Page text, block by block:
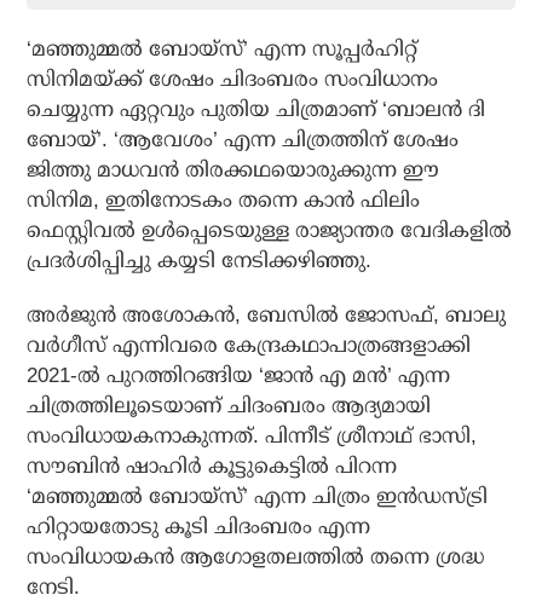
‘മഞ്ഞുമ്മൽ ബോയ്‌സ്’ എന്ന സൂപ്പർഹിറ്റ്
സിനിമയ്ക്ക് ശേഷം ചിദംബരം സംവിധാനം
ചെയ്യുന്ന ഏറ്റവും പുതിയ ചിത്രമാണ് ‘ബാലൻ ദി
ബോയ്’. ‘ആവേശം’ എന്ന ചിത്രത്തിന് ശേഷം
ജിത്തു മാധവൻ തിരക്കഥയൊരുക്കുന്ന ഈ
സിനിമ, ഇതിനോടകം തന്നെ കാൻ ഫിലിം
ഫെസ്റ്റിവൽ ഉൾപ്പെടെയുള്ള രാജ്യാന്തര വേദികളിൽ
പ്രദർശിപ്പിച്ചു കയ്യടി നേടിക്കഴിഞ്ഞു.
അർജുൻ അശോകൻ, ബേസിൽ ജോസഫ്, ബാലു
വർഗീസ് എന്നിവരെ കേന്ദ്രകഥാപാത്രങ്ങളാക്കി
2021-ൽ പുറത്തിറങ്ങിയ ‘ജാൻ എ മൻ’ എന്ന
ചിത്രത്തിലൂടെയാണ് ചിദംബരം ആദ്യമായി
സംവിധായകനാകുന്നത്. പിന്നീട് ശ്രീനാഥ് ഭാസി,
സൗബിൻ ഷാഹിർ കൂട്ടുകെട്ടിൽ പിറന്ന
‘മഞ്ഞുമ്മൽ ബോയ്സ്’ എന്ന ചിത്രം ഇൻഡസ്ട്രി
ഹിറ്റായതോടു കൂടി ചിദംബരം എന്ന
സംവിധായകൻ ആഗോളതലത്തിൽ തന്നെ ശ്രദ്ധ
നേടി.